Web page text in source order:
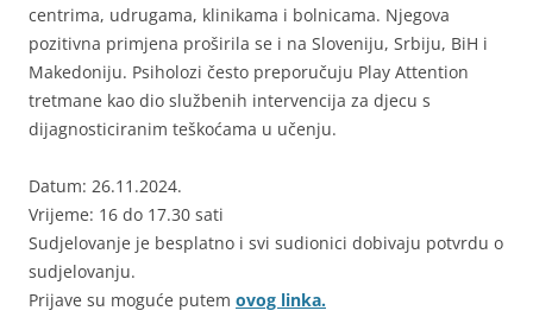
centrima, udrugama, klinikama i bolnicama. Njegova
pozitivna primjena proširila se i na Sloveniju, Srbiju, BiH i
Makedoniju. Psiholozi često preporučuju Play Attention
tretmane kao dio službenih intervencija za djecu s
dijagnosticiranim teškoćama u učenju.
Datum: 26.11.2024.
Vrijeme: 16 do 17.30 sati
Sudjelovanje je besplatno i svi sudionici dobivaju potvrdu o
sudjelovanju.
Prijave su moguće putem ovog linka.